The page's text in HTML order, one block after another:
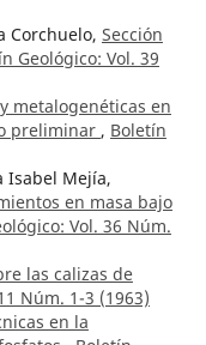
Corchuelo, Sección
Geológico: Vol. 39
metalogenéticas en
preliminar , Boletín
Isabel Mejía,
en masa bajo
Vol. 36 Núm.
las calizas de
Núm. 1-3 (1963)
en la